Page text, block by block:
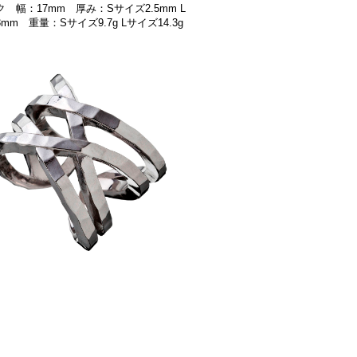
幅：17mm 厚み：Sサイズ2.5mm L
重量：Sサイズ9.7g Lサイズ14.3g